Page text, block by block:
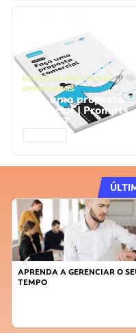
NEGÓCIOS, PROCESSOS
EMPRESARIAIS
Faça uma proposta
comercial | Prompts
ChatGPT
APRENDA A GERENCIAR O
TEMPO